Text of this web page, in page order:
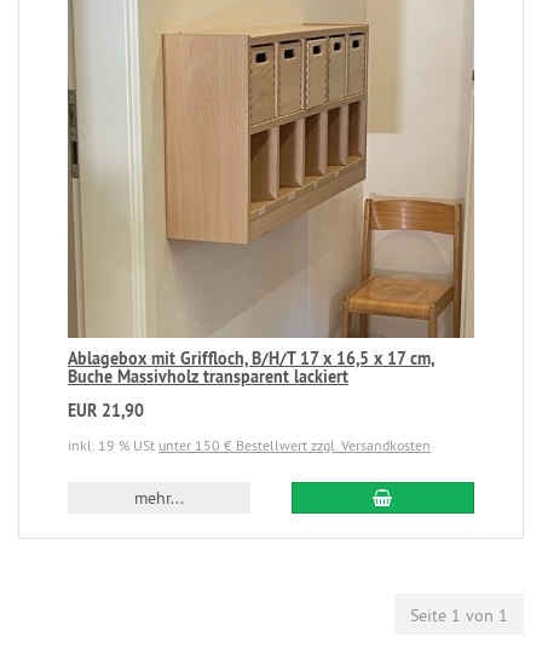
Ablagebox mit Griffloch, B/H/T 17 x 16,5 x 17 cm,
Buche Massivholz transparent lackiert
EUR 21,90
inkl. 19 % USt unter 150 € Bestellwert zzgl. Versandkosten
mehr...
Seite 1 von 1